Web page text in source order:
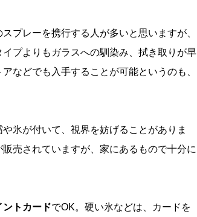
プレーを携行する人が多いと思いますが、
イプよりもガラスへの馴染み、拭き取りが早
などでも入手することが可能というのも、
氷が付いて、視界を妨げることがありま
売されていますが、家にあるもので十分に
ントカードでOK。硬い氷などは、カードを